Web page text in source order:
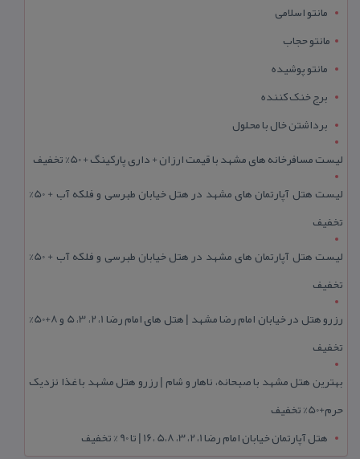
مانتو اسلامی
مانتو حجاب
مانتو پوشیده
برج خنک کننده
برداشتن خال با محلول
لیست مسافرخانه های مشهد با قیمت ارزان + داری پارکینگ + 50% تخفیف
لیست هتل آپارتمان های مشهد در هتل خیابان طبرسی و فلکه آب + 50%
تخفیف
لیست هتل آپارتمان های مشهد در هتل خیابان طبرسی و فلکه آب + 50%
تخفیف
رزرو هتل در خیابان امام رضا مشهد | هتل‌ های امام رضا 1، 2، 3، 5 و 8+50%
تخفیف
بهترین هتل مشهد با صبحانه، ناهار و شام | رزرو هتل مشهد با غذا نزدیک
حرم+50% تخفیف
هتل آپارتمان خیابان امام رضا 1، 2، 3، 5،8 ،16 | تا 90 % تخفیف